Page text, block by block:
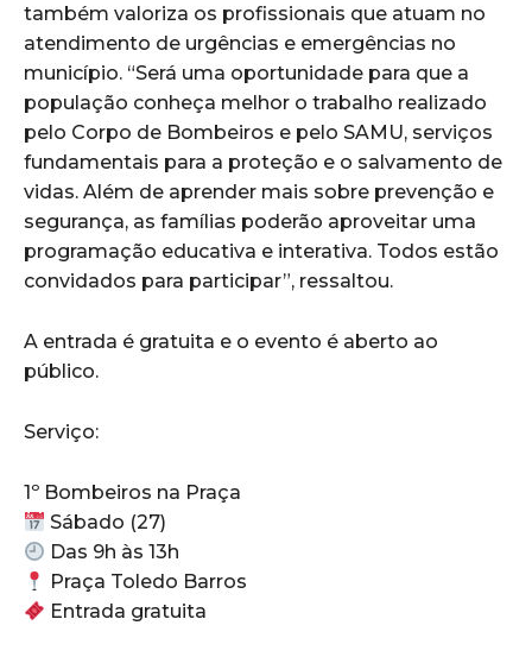
também valoriza os profissionais que atuam no
atendimento de urgências e emergências no
município. “Será uma oportunidade para que a
população conheça melhor o trabalho realizado
pelo Corpo de Bombeiros e pelo SAMU, serviços
fundamentais para a proteção e o salvamento de
vidas. Além de aprender mais sobre prevenção e
segurança, as famílias poderão aproveitar uma
programação educativa e interativa. Todos estão
convidados para participar”, ressaltou.
A entrada é gratuita e o evento é aberto ao
público.
Serviço:
1º Bombeiros na Praça
Sábado (27)
Das 9h às 13h
Praça Toledo Barros
Entrada gratuita